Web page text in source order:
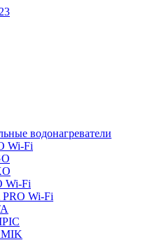
водонагреватели
Wi-Fi
Wi-Fi
Wi-Fi